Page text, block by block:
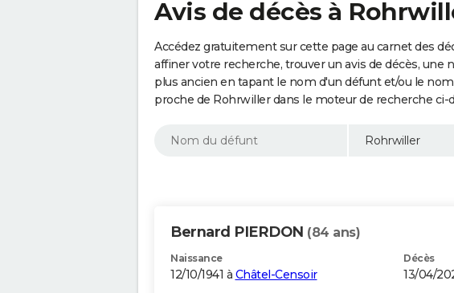
Avis de décès à
Accédez gratuitement sur cette page au carnet des
affiner votre recherche, trouver un avis de décès, une
plus ancien en tapant le nom d'un défunt et/ou le
proche de Rohrwiller dans le moteur de recherche ci-
Bernard PIERDON (84 ans)
Naissance
12/10/1941 à Châtel-Censoir
Décès
13/04/